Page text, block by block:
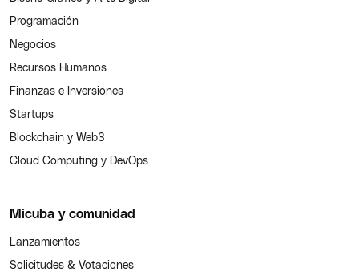
Programación
Negocios
Recursos Humanos
Finanzas e Inversiones
Startups
Blockchain y Web3
Cloud Computing y DevOps
Micuba y comunidad
Lanzamientos
Solicitudes & Votaciones